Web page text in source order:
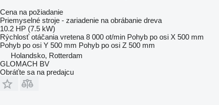
Cena na požiadanie
Priemyselné stroje - zariadenie na obrábanie dreva
10.2 HP (7.5 kW)
Rýchlosť otáčania vretena 8 000 ot/min Pohyb po osi X 500 mm
Pohyb po osi Y 500 mm Pohyb po osi Z 500 mm
Holandsko, Rotterdam
GLOMACH BV
Obráťte sa na predajcu